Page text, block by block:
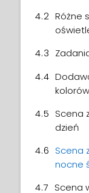
4.2 Różne
4.3
4.4
4.5 Scena
dzień
4.6 Scena
nocne
4.7 Scena